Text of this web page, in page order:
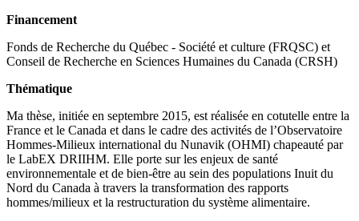
Financement
Fonds de Recherche du Québec - Société et culture (FRQSC) et
Conseil de Recherche en Sciences Humaines du Canada (CRSH)
Thématique
Ma thèse, initiée en septembre 2015, est réalisée en cotutelle entre la
France et le Canada et dans le cadre des activités de l’Observatoire
Hommes-Milieux international du Nunavik (OHMI) chapeauté par
le LabEX DRIIHM. Elle porte sur les enjeux de santé
environnementale et de bien-être au sein des populations Inuit du
Nord du Canada à travers la transformation des rapports
hommes/milieux et la restructuration du système alimentaire.